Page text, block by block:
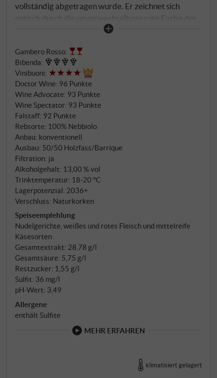
vollständig abgetragen wurde. Er zeichnet sich
optisch durch die unverwechselbare rote Farbe der
eisenhaltigen Einschlüsse im Gestein aus. Die
und Sand und liegt auf brüchigem, metamorphem
Gestein, in das die Wurzeln eindringen können. Der
unverwechselbar elegante und mineralische
Charakter des Terroirs kommt somit in diesem
Nebbiolo besonders stark zum Ausdruck.
Gambero Rosso:
Bibenda:
Vinibuoni:
Doctor Wine: 96 Punkte
Wine Advocate: 93 Punkte
Wine Spectator: 93 Punkte
Falstaff: 92 Punkte
Rebsorte: 100% Nebbiolo
Anbau: konventionell
Ausbau: 50/50 Holzfass/Barrique
Filtration: ja
Alkoholgehalt: 13,00 % vol
Trinktemperatur: 18‑20 °C
Lagerpotenzial: 2036+
Verschluss: Naturkorken
Speiseempfehlung
Nudelgerichte, weißes und rotes Fleisch und mittelreife
Käsesorten
Gesamtextrakt: 28,78 g/l
Gesamtsäure: 5,75 g/l
Restzucker: 1,55 g/l
Sulfit: 36 mg/l
pH-Wert: 3,49
Allergene
enthält Sulfite
MEHR ERFAHREN
klimatisiert gelagert